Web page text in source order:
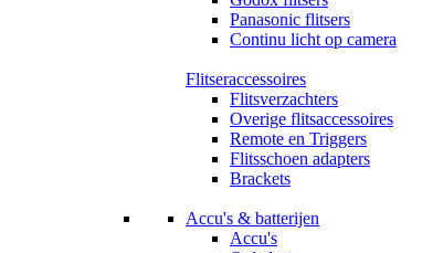
Panasonic flitsers
Continu licht op camera
Flitseraccessoires
Flitsverzachters
Overige flitsaccessoires
Remote en Triggers
Flitsschoen adapters
Brackets
Accu's & batterijen
Accu's